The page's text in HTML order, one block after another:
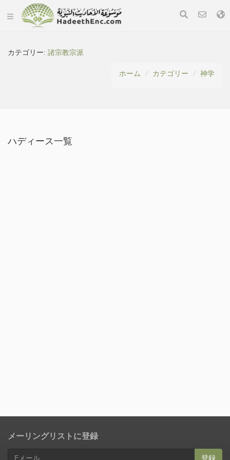
カテゴリー:諸宗教宗派
ホーム
カテゴリー 神学
ハディース一覧
メーリングリストに登録